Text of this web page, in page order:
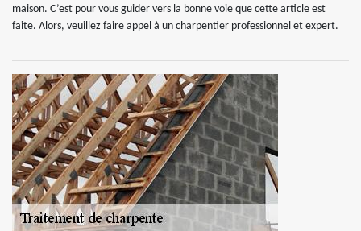
maison. C’est pour vous guider vers la bonne voie que cette article est
faite. Alors, veuillez faire appel à un charpentier professionnel et expert.